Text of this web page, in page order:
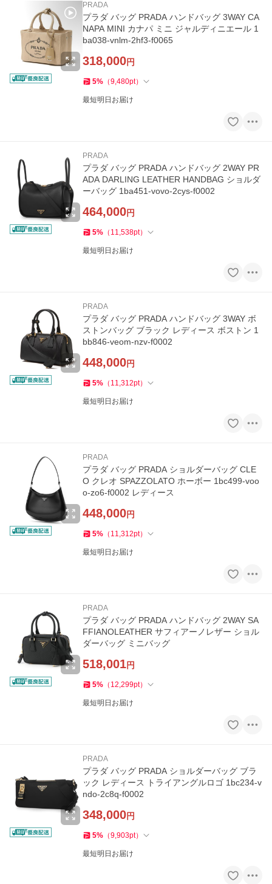
PRADA
プラダ バッグ PRADA ハンドバッグ 3WAY CA
NAPA MINI カナパ ミニ ジャルディニエール 1
ba038-vnlm-2hf3-f0065
318,000円
5% （9,480pt）
最短明日お届け
PRADA
プラダ バッグ PRADA ハンドバッグ 2WAY PR
ADA DARLING LEATHER HANDBAG ショルダ
ーバッグ 1ba451-vovo-2cys-f0002
464,000円
5% （ 11,538pt）
最短明日お届け
PRADA
プラダ バッグ PRADA ハンドバッグ 3WAY ボ
ストンバッグ ブラック レディース ボストン 1
bb846-veom-nzv-f0002
448,000円
5% （ 11,312pt）
最短明日お届け
PRADA
プラダ バッグ PRADA ショルダーバッグ CLE
O クレオ SPAZZOLATO ホーボー 1bc499-voo
o-zo6-f0002 レディース
448,000円
5% （ 11,312pt）
最短明日お届け
PRADA
プラダ バッグ PRADA ハンドバッグ 2WAY SA
FFIANOLEATHER サフィアーノレザー ショル
ダーバッグ ミニバッグ
518,001円
5% （ 12,299pt）
最短明日お届け
PRADA
プラダ バッグ PRADA ショルダーバッグ ブラ
ック レディース トライアングルロゴ 1bc234-v
ndo-2c8q-f0002
348,000円
5% （9,903pt）
最短明日お届け